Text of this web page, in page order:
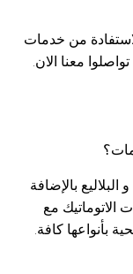
من خدمات
بالإضافة
الاتوماتيك مع
بأنواعها كافة.